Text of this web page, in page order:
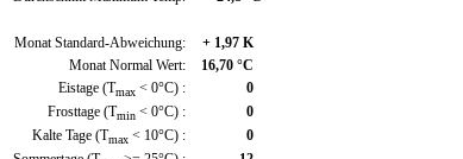
Monat Standard-Abweichung:
+ 1,97 K
Monat Normal Wert:
16,70 °C
Eistage (Tmax < 0°C) :
0
Frosttage (Tmin < 0°C) :
0
Kalte Tage (Tmax < 10°C) :
0